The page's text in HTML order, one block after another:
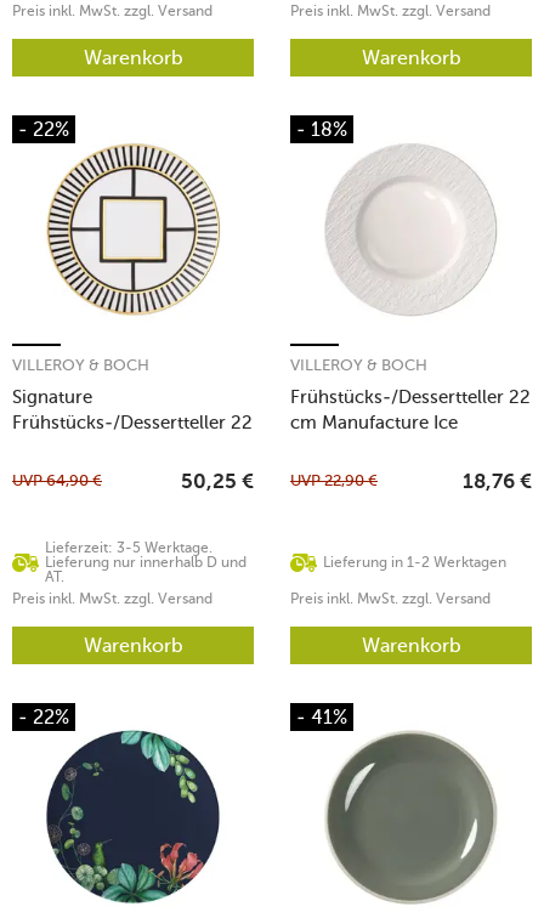
Preis inkl. MwSt. zzgl. Versand
Warenkorb
Preis inkl. MwSt. zzgl. Versand
Warenkorb
- 22%
Signature
Frühstücks-/Dessertteller 22
VILLEROY & BOCH
Lieferzeit: 3-5 Werktage.
Lieferung nur innerhalb D und
AT.
UVP64,90 € 50,25 €
Preis inkl. MwSt. zzgl. Versand
Warenkorb
- 18%
Frühstücks-/Dessertteller 22
cm Manufacture Ice
VILLEROY & BOCH
Lieferung in 1-2 Werktagen
UVP22,90 € 18,76 €
Preis inkl. MwSt. zzgl. Versand
Warenkorb
- 22% - 41%